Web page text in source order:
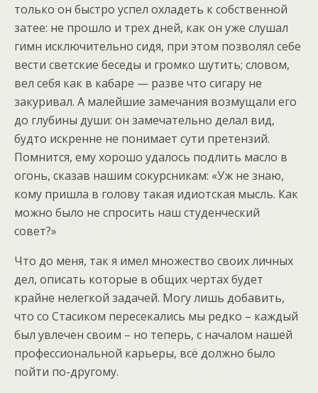
только он быстро успел охладеть к собственной
затее: не прошло и трех дней, как он уже слушал
гимн исключительно сидя, при этом позволял себе
вести светские беседы и громко шутить; словом,
вел себя как в кабаре — разве что сигару не
закуривал. А малейшие замечания возмущали его
до глубины души: он замечательно делал вид,
будто искренне не понимает сути претензий.
Помнится, ему хорошо удалось подлить масло в
огонь, сказав нашим сокурсникам: «Уж не знаю,
кому пришла в голову такая идиотская мысль. Как
можно было не спросить наш студенческий
совет?»
Что до меня, так я имел множество своих личных
дел, описать которые в общих чертах будет
крайне нелегкой задачей. Могу лишь добавить,
что со Стасиком пересекались мы редко – каждый
был увлечен своим – но теперь, с началом нашей
профессиональной карьеры, всё должно было
пойти по-другому.